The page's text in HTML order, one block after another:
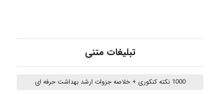
تبلیغات متنی
1000 نکته کنکوری + خلاصه جزوات ارشد بهداشت حرفه ای